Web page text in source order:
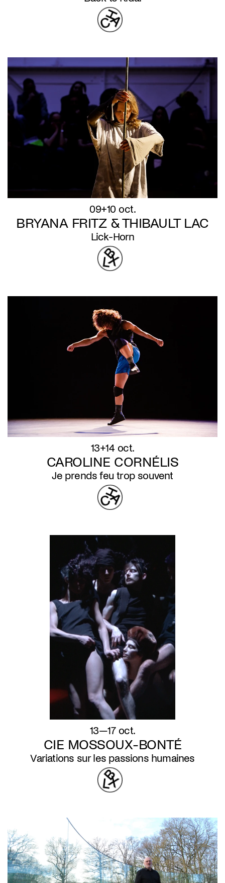
09+10 oct.
BRYANA FRITZ & THIBAULT LAC
Lick-Horn
13+14 oct.
CAROLINE CORNÉLIS
Je prends feu trop souvent
13—17 oct.
CIE MOSSOUX-BONTÉ
Variations sur les passions humaines